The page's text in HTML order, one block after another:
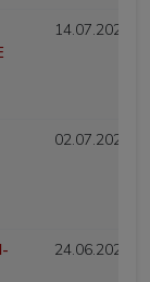
14.07.2026
02.07.2026
24.06.2026